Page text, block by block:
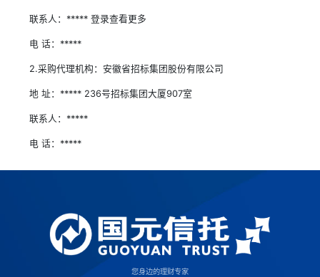
联系人：***** 登录查看更多
电 话：*****
2.采购代理机构：安徽省招标集团股份有限公司
地 址：***** 236号招标集团大厦907室
联系人：*****
电 话：*****
您身边的理财专家